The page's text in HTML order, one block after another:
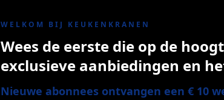
WELKOM BIJ KEUKENKRANEN
Wees de eerste die op de
exclusieve aanbiedingen en
Nieuwe abonnees ontvangen een € 10